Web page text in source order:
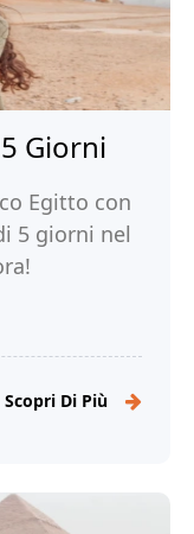
Giorni
Egitto con
5 giorni nel
Scopri Di Più